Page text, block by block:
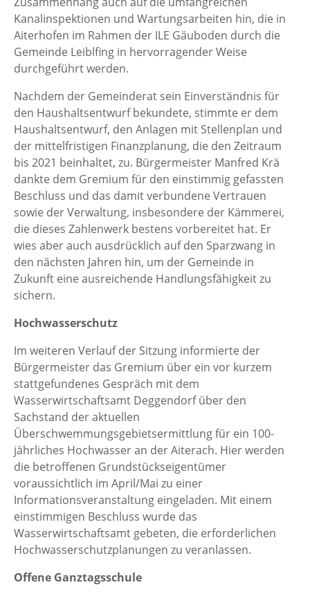
Kanalinspektionen und Wartungsarbeiten hin, die in
Aiterhofen im Rahmen der ILE Gäuboden durch die
Gemeinde Leiblfing in hervorragender Weise
durchgeführt werden.
Nachdem der Gemeinderat sein Einverständnis für
den Haushaltsentwurf bekundete, stimmte er dem
Haushaltsentwurf, den Anlagen mit Stellenplan und
der mittelfristigen Finanzplanung, die den Zeitraum
bis 2021 beinhaltet, zu. Bürgermeister Manfred Krä
dankte dem Gremium für den einstimmig gefassten
Beschluss und das damit verbundene Vertrauen
sowie der Verwaltung, insbesondere der Kämmerei,
die dieses Zahlenwerk bestens vorbereitet hat. Er
wies aber auch ausdrücklich auf den Sparzwang in
den nächsten Jahren hin, um der Gemeinde in
Zukunft eine ausreichende Handlungsfähigkeit zu
sichern.
Hochwasserschutz
Im weiteren Verlauf der Sitzung informierte der
Bürgermeister das Gremium über ein vor kurzem
stattgefundenes Gespräch mit dem
Wasserwirtschaftsamt Deggendorf über den
Sachstand der aktuellen
Überschwemmungsgebietsermittlung für ein 100-
jährliches Hochwasser an der Aiterach. Hier werden
die betroffenen Grundstückseigentümer
voraussichtlich im April/Mai zu einer
Informationsveranstaltung eingeladen. Mit einem
einstimmigen Beschluss wurde das
Wasserwirtschaftsamt gebeten, die erforderlichen
Hochwasserschutzplanungen zu veranlassen.
Offene Ganztagsschule